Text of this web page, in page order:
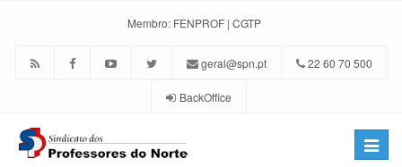
Membro: FENPROF | CGTP
geral@spn.pt 22 60 70 500
BackOffice
Toggle